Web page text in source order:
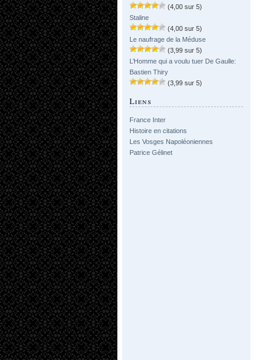
(4,00 sur 5)
Staline
(4,00 sur 5)
Le naufrage de la Méduse
(3,99 sur 5)
L’Homme qui a voulu tuer De Gaulle:
Bastien Thiry
(3,99 sur 5)
Liens
France Inter
Histoire en citations
Les Vosges Napoléoniennes
Patrice Gélinet